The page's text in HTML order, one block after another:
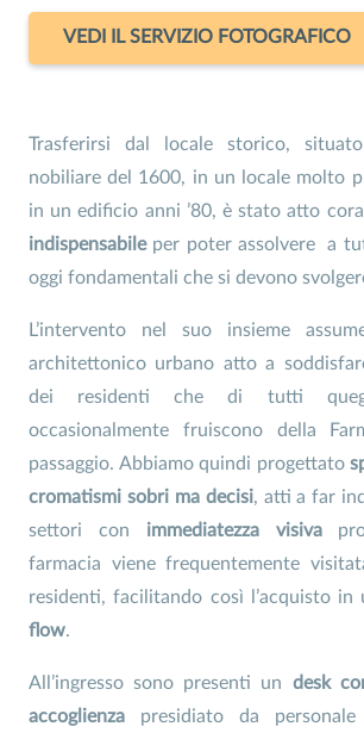
VEDI IL SERVIZIO FOTOGRAFICO
Trasferirsi dal locale storico,
nobiliare del 1600, in un locale molto
in un edificio anni ’80, è stato atto
indispensabileper poter assolvere
a
oggi fondamentali che si devono
L’intervento nel suo insieme
architettonico urbano atto a
dei residenti che di tutti
occasionalmente fruiscono della
passaggio. Abbiamo quindi progettato
cromatismi sobri ma decisi, atti a far
settori con immediatezza visiva
farmacia viene frequentemente
residenti, facilitando così l’acquisto in
flow.
All’ingresso sono presenti un desk
accoglienza presidiato da